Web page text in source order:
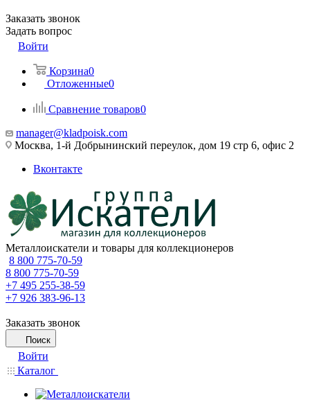
Заказать звонок
Задать вопрос
Войти
Корзина0
Отложенные0
Сравнение товаров0
manager@kladpoisk.com
Москва, 1-й Добрынинский переулок, дом 19 стр 6, офис 2
Вконтакте
Металлоискатели и товары для коллекционеров
8 800 775-70-59
8 800 775-70-59
+7 495 255-38-59
+7 926 383-96-13
Заказать звонок
Поиск
Войти
Каталог